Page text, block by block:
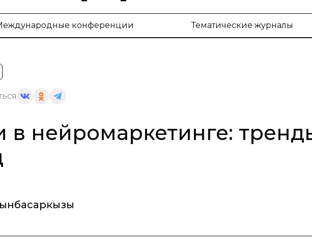
конференции Тематические журналы
в нейромаркетинге: